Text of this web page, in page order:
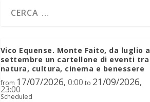
Vico Equense. Monte Faito, da luglio a
settembre un cartellone di eventi tra
natura, cultura, cinema e benessere
from 17/07/2026, 0:00 to 21/09/2026,
23:00
Scheduled